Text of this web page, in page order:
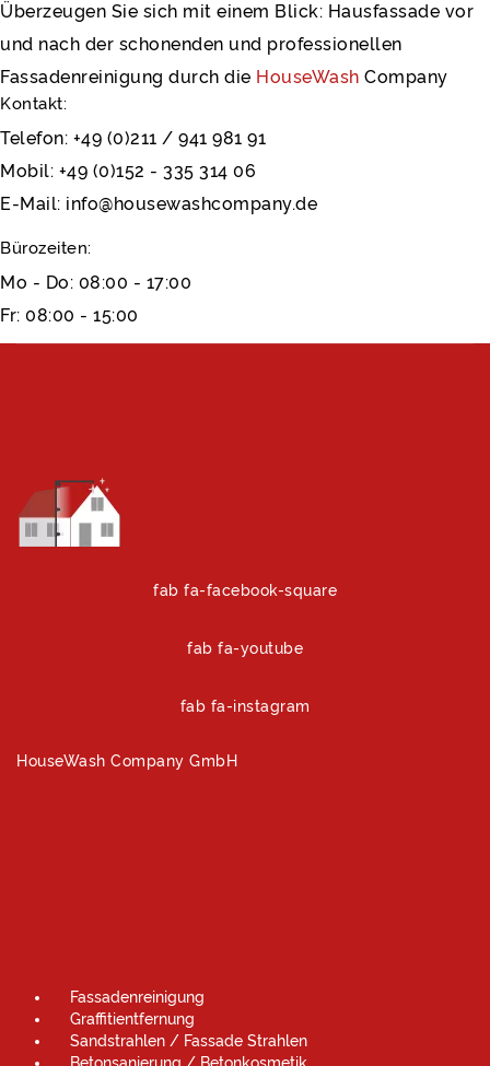
Überzeugen Sie sich mit einem Blick: Hausfassade vor
und nach der schonenden und professionellen
Fassadenreinigung durch die HouseWash Company
Kontakt:
Telefon: +49 (0)211 / 941 981 91
Mobil: +49 (0)152 - 335 314 06
E-Mail: info@housewashcompany.de
Bürozeiten:
Mo - Do: 08:00 - 17:00
Fr: 08:00 - 15:00
fab fa-facebook-square
fab fa-youtube
fab fa-instagram
HouseWash Company GmbH
Fassadenreinigung
Graffitientfernung
Sandstrahlen / Fassade Strahlen